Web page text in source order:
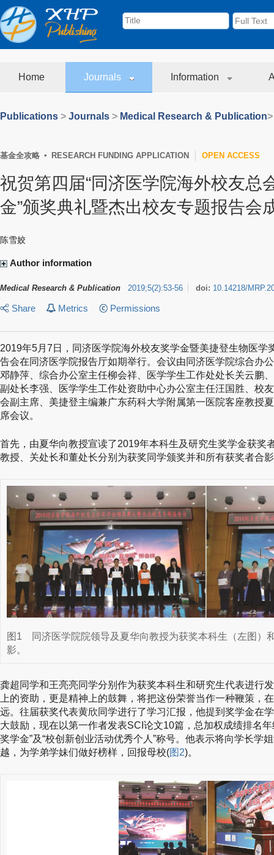
Home Journals Information
Publications > Journals > Medical Research & Publication
基金全攻略 ▪ RESEARCH FUNDING APPLICATION OPEN ACCESS
祝贺第四届“同济医学院海外校友
金”颁奖典礼暨杰出校友专题报告会
陈雪姣
Author information
Medical Research & Publication 2019;5(2):53-56 doi: 10.14218/
Share Metrics Permissions
2019年5月7日，同济医学院海外校友奖学金暨美捷登生物医学
告会在同济医学院报告厅如期举行。会议由同济医学院综合办
邓静萍、综合办公室主任柳会祥、医学学生工作处处长关云鹏
副处长李强、医学学生工作处资助中心办公室主任汪国胜、校
会副主席、美捷登主编兼广东药科大学附属第一医院客座教授
席会议。
首先，由夏华向教授宣读了2019年本科生及研究生奖学金获奖
教授、关处长和董处长分别为获奖同学颁奖并和所有获奖者合
图1
同济医学院院领导及夏华向教授为获奖本科生（左图）
影。
龚超同学和王亮亮同学分别作为获奖本科生和研究生代表进行
上的资助，更是精神上的鼓舞，将把这份荣誉当作一种鞭策，
远。往届获奖代表黄欣同学进行了学习汇报，他提到奖学金在
大鼓励，现在以第一作者发表SCI论文10篇，总加权成绩排名
奖学金”及“校创新创业活动优秀个人”称号。他表示将向学长学
越，为学弟学妹们做好榜样，回报母校(图2)。